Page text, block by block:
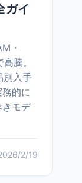
ガイ
・
騰。
別入手
的に
モデ
2/19